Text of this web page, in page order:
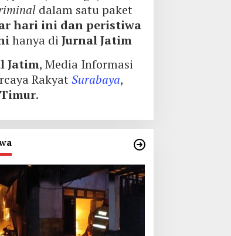
dalam satu paket
hari ini dan peristiwa
hanya di Jurnal Jatim
Jatim, Media Informasi
RakyatSurabaya,
.